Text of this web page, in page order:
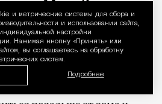
Уведомление
и метрические системы для сбора и
и использовании сайта,
настройки
Нажимая кнопку «Принять» или
вы соглашаетесь на обработку
систем.
Подробнее
по отцовской линии, к ним
отвозили, и я исследовал